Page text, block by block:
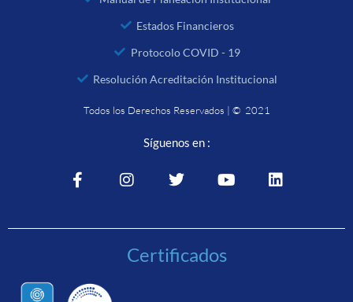
Estados Financieros
Protocolo COVID - 19
Resolución Acreditación Institucional
Todos los Derechos Reservados | © 2021
Síguenos en :
Certificados